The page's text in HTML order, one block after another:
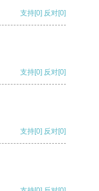
支持[0] 反对[0]
支持[0] 反对[0]
支持[0] 反对[0]